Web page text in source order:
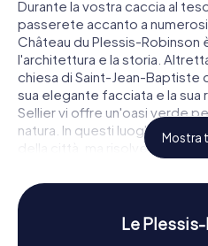
Durante la vostra caccia al
passerete accanto a
Château du Plessis-Robinson
l'architettura e la storia.
chiesa di Saint-Jean-Baptiste
sua elegante facciata e la sua
Sellier vi offre un'oasi verde
natura. In questi luoghi non
della città, ma risolverete
di Le Plessis-Robinson.
Storia e cultura nella
Mostra
Le